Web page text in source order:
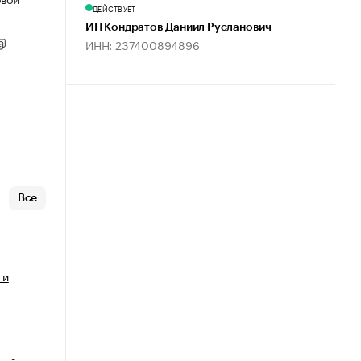
Все
ДЕЙСТВУЕТ
ИП Кондратов Даниил Русланович
ИНН: 237400894896